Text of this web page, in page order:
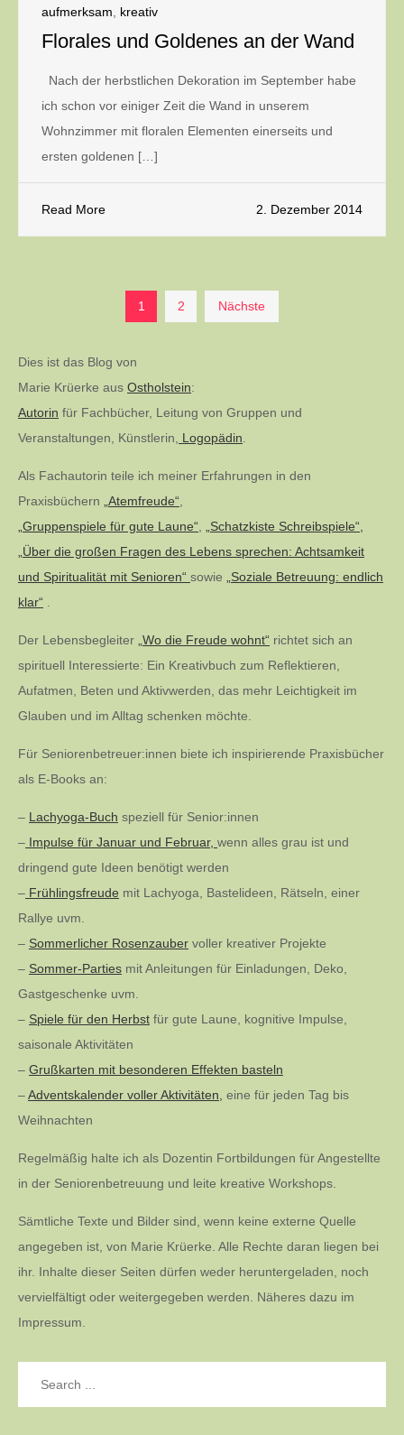
aufmerksam kreativ
Florales und Goldenes an der Wand
Nach der herbstlichen Dekoration im September habe
ich schon vor einiger Zeit die Wand in unserem
Wohnzimmer mit floralen Elementen einerseits und
ersten goldenen […]
Read More 2. Dezember 2014
Seitennummerierung
der
Beiträge
1 2 Nächste
Dies ist das Blog von
Marie Krüerke aus Ostholstein:
Autorin für Fachbücher, Leitung von Gruppen und
Veranstaltungen, Künstlerin,
Logopädin
Als Fachautorin teile ich meiner Erfahrungen in den
Praxisbüchern
„Atemfreude“
„Gruppenspiele für gute Laune“
„Schatzkiste Schreibspiele“,
„Über die großen Fragen des Lebens sprechen: Achtsamkeit
und Spiritualität mit Senioren“ sowie
„Soziale Betreuung: endlich
klar“
Der Lebensbegleiter „Wo die Freude wohnt“ richtet sich an
spirituell Interessierte: Ein Kreativbuch zum Reflektieren,
Aufatmen, Beten und Aktivwerden, das mehr Leichtigkeit im
Glauben und im Alltag schenken möchte.
Für Seniorenbetreuer:innen biete ich inspirierende Praxisbücher
als E-Books an:
– Lachyoga-Buch speziell für Senior:innen
– Impulse für Januar und Februar, wenn alles grau ist und
dringend gute Ideen benötigt werden
– Frühlingsfreude mit Lachyoga, Bastelideen, Rätseln, einer
Rallye uvm.
– Sommerlicher Rosenzauber voller kreativer Projekte
– Sommer-Parties mit Anleitungen für Einladungen, Deko,
Gastgeschenke uvm.
– Spiele für den Herbst für gute Laune, kognitive Impulse,
saisonale Aktivitäten
– Grußkarten mit besonderen Effekten basteln
–Adventskalender voller Aktivitäten, eine für jeden Tag bis
Weihnachten
Regelmäßig halte ich als Dozentin Fortbildungen für Angestellte
in der Seniorenbetreuung und leite kreative Workshops.
Sämtliche Texte und Bilder sind, wenn keine externe Quelle
angegeben ist, von Marie Krüerke. Alle Rechte daran liegen bei
ihr. Inhalte dieser Seiten dürfen weder heruntergeladen, noch
vervielfältigt oder weitergegeben werden. Näheres dazu im
Impressum.